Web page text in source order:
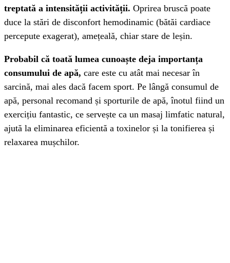
treptată a intensității activității. Oprirea bruscă poate
duce la stări de disconfort hemodinamic (bătăi cardiace
percepute exagerat), amețeală, chiar stare de leșin.
Probabil că toată lumea cunoaște deja importanța
consumului de apă, care este cu atât mai necesar în
sarcină, mai ales dacă facem sport. Pe lângă consumul de
apă, personal recomand și sporturile de apă, înotul fiind un
exercițiu fantastic, ce servește ca un masaj limfatic natural,
ajută la eliminarea eficientă a toxinelor și la tonifierea și
relaxarea mușchilor.